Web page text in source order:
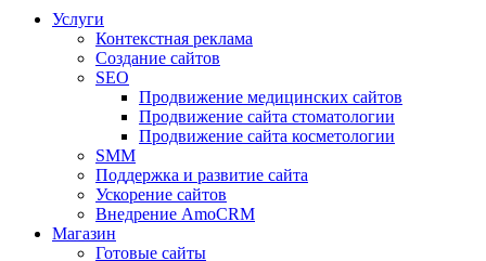
Услуги
Контекстная реклама
Создание сайтов
SEO
Продвижение медицинских сайтов
Продвижение сайта стоматологии
Продвижение сайта косметологии
SMM
Поддержка и развитие сайта
Ускорение сайтов
Внедрение AmoCRM
Магазин
Готовые сайты